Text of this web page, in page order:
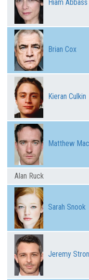
Hiam Abbass
Brian Cox
Kieran Culkin
Matthew
Alan Ruck
Sarah Snook
Jeremy